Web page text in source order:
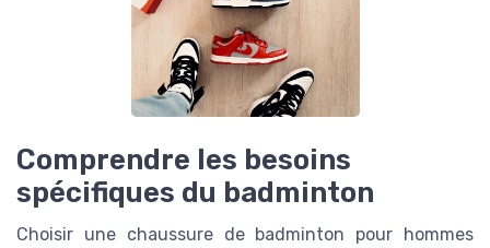
Comprendre les besoins
spécifiques du badminton
Choisir une chaussure de badminton pour hommes